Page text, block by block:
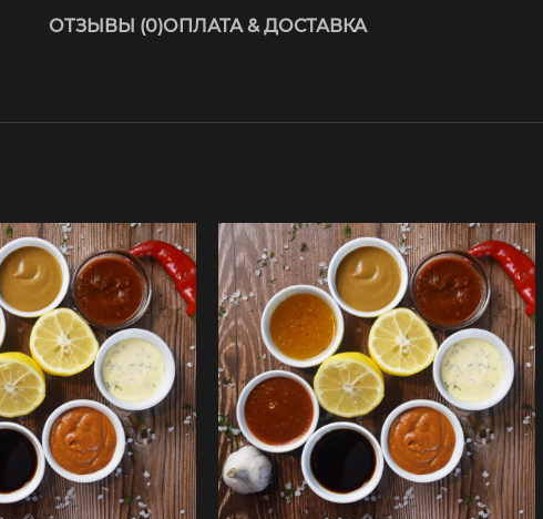
ОТЗЫВЫ (0)ОПЛАТА & ДОСТАВКА